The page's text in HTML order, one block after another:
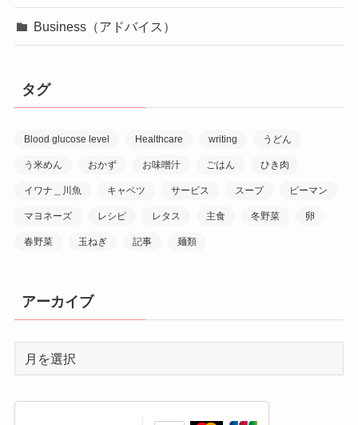
Business（アドバイス）
タグ
Blood glucose level Healthcare writing うどん
う米めん おかず お味噌汁 ごはん ひき肉
イワナ＿川魚 キャベツ サービス スープ ピーマン
マヨネーズ レシピ レタス 主食 冬野菜 卵
春野菜 玉ねぎ 記事 麺類
アーカイブ